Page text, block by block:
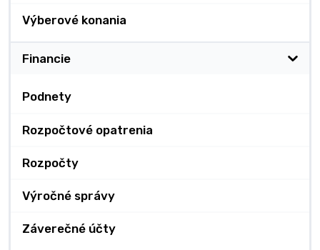
Výberové konania
Financie
Podnety
Rozpočtové opatrenia
Rozpočty
Výročné správy
Záverečné účty